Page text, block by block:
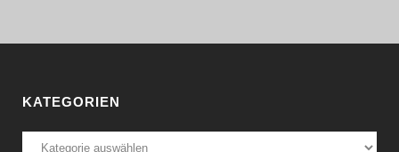
KATEGORIEN
Kategorien